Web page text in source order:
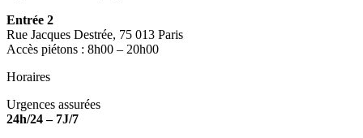
Entrée 2
Rue Jacques Destrée, 75 013 Paris
Accès piétons : 8h00 – 20h00
Horaires
Urgences assurées
24h/24 – 7J/7